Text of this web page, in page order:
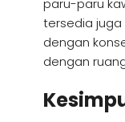
paru-paru
tersedia
dengan
dengan